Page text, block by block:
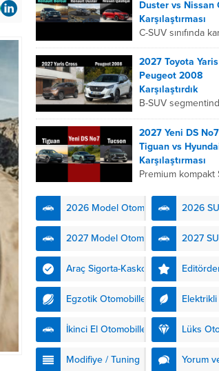
Duster vs Nissan
Karşılaştırması
C-SUV sınıfında
yeniden dağıtıldı.
Renault Boreal,
Duster ve Nissan
her biri farklı bir
deneyimi, motor...
2027 Toyota
Peugeot 2008
Karşılaştırdık
B-SUV
önemli oyuncu
Toyota Yaris
Cross ve Peugeot
farklı mühendislik
felsefeleriyle
hibrit
uzmanlığını...
2027 Yeni DS
Tiguan vs
Karşılaştırması
Premium kompakt
isteyen 2027 DS
kendinden şarjlı
teknolojisiyle
DS Automobiles’in
2026 Model Otomobiller 2026
2027 Model Otomobiller 2027
Araç Sigorta-Kasko
Egzotik Otomobiller Elektrikli
İkinci El Otomobiller Lüks
Modifiye / Tuning Yorum